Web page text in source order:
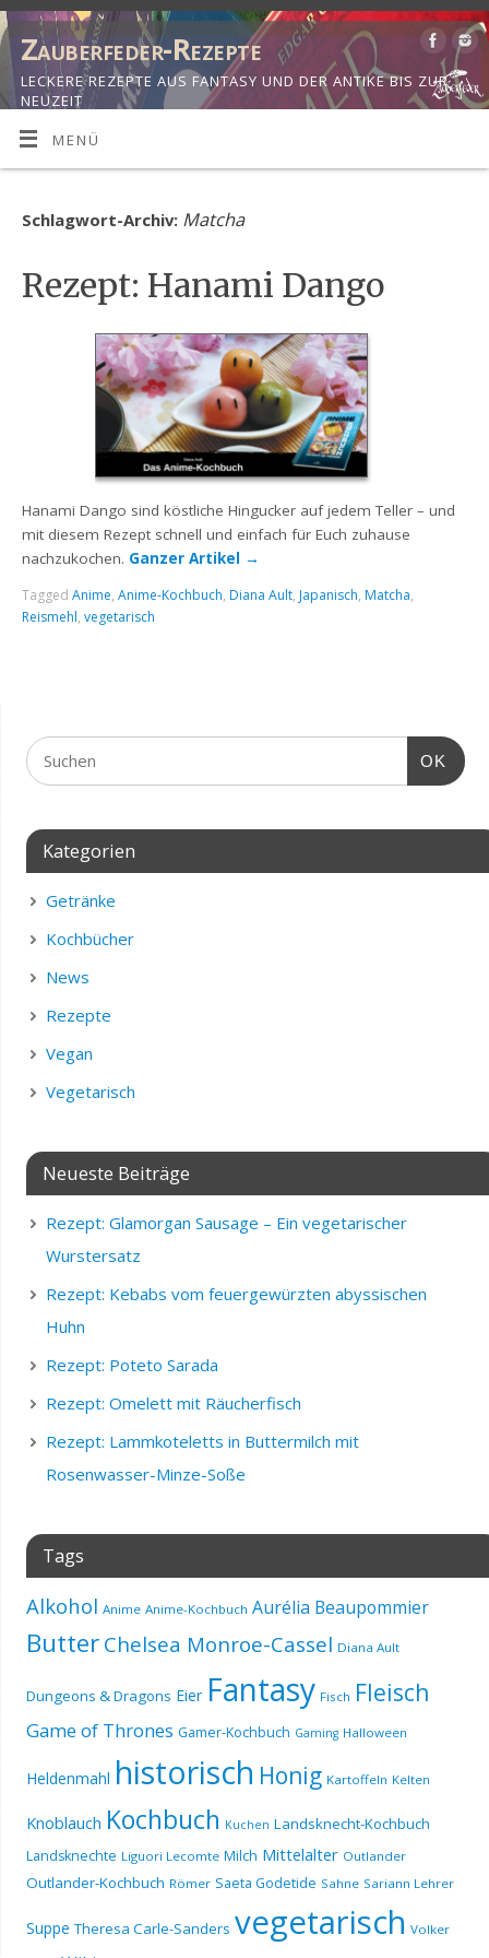
Zauberfeder-Rezepte
LECKERE REZEPTE AUS FANTASY UND DER ANTIKE BIS ZUR
NEUZEIT
MENÜ
Schlagwort-Archiv: Matcha
Rezept: Hanami Dango
Hanami Dango sind köstliche Hingucker auf jedem Teller – und
mit diesem Rezept schnell und einfach für Euch zuhause
nachzukochen. Ganzer Artikel →
TaggedAnime,Anime-Kochbuch, Diana Ault, Japanisch, Matcha,
Reismehl,vegetarisch
OK
Kategorien
Getränke
Kochbücher
News
Rezepte
Vegan
Vegetarisch
Neueste Beiträge
Rezept: Glamorgan Sausage – Ein vegetarischer
Wurstersatz
Rezept: Kebabs vom feuergewürzten abyssischen
Huhn
Rezept: Poteto Sarada
Rezept: Omelett mit Räucherfisch
Rezept: Lammkoteletts in Buttermilch mit
Rosenwasser-Minze-Soße
Tags
Alkohol Anime Anime-Kochbuch Aurélia Beaupommier
Butter Chelsea Monroe-Cassel Diana Ault
Dungeons & Dragons Eier Fantasy Fisch Fleisch
Game of Thrones Gamer-Kochbuch Gaming Halloween
Heldenmahl historisch Honig Kartoffeln Kelten
Knoblauch Kochbuch Kuchen Landsknecht-Kochbuch
Landsknechte Liguori Lecomte Milch Mittelalter Outlander
Outlander-Kochbuch Römer Saeta Godetide Sahne Sariann Lehrer
Suppe Theresa Carle-Sanders vegetarisch Volker